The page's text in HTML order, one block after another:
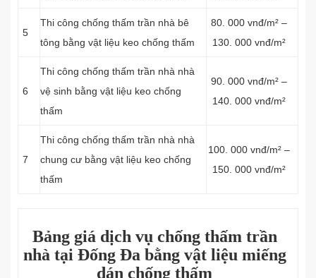
5
Thi công chống thấm trần nhà bê
tông bằng vật liệu keo chống thấm
80. 000 vnđ/m² –
130. 000 vnđ/m²
6
Thi công chống thấm trần nhà nhà
vệ sinh bằng vật liệu keo chống
thấm
90. 000 vnđ/m² –
140. 000 vnđ/m²
7
Thi công chống thấm trần nhà nhà
chung cư bằng vật liệu keo chống
thấm
100. 000 vnđ/m² –
150. 000 vnđ/m²
Bảng giá dịch vụ chống thấm trần
nhà tại Đống Đa bằng vật liệu miếng
dán chống thấm